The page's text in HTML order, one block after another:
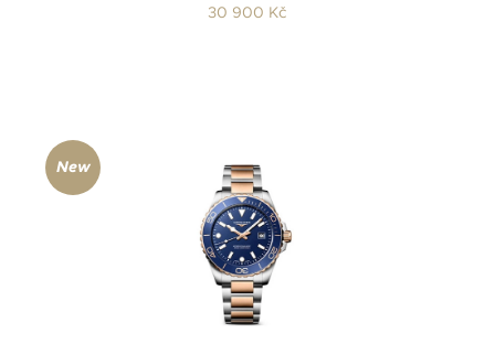
30 900 Kč
New